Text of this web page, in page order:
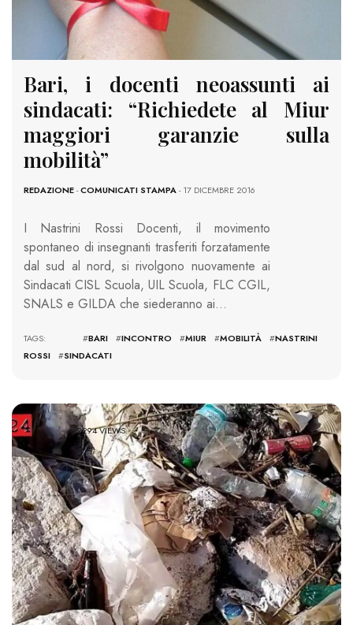
Bari, i docenti neoassunti ai
sindacati: “Richiedete al Miur
maggiori garanzie sulla
mobilità”
REDAZIONE-COMUNICATI STAMPA- 17 DICEMBRE 2016
I Nastrini Rossi Docenti, il movimento
spontaneo di insegnanti trasferiti forzatamente
dal sud al nord, si rivolgono nuovamente ai
Sindacati CISL Scuola, UIL Scuola, FLC CGIL,
SNALS e GILDA che siederanno ai…
TAGS: #BARI #INCONTRO #MIUR #MOBILITÀ #NASTRINI
ROSSI
#SINDACATI
2294 VIEWS